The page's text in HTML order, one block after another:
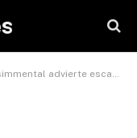
advierte escasez de leche y precios internos altos